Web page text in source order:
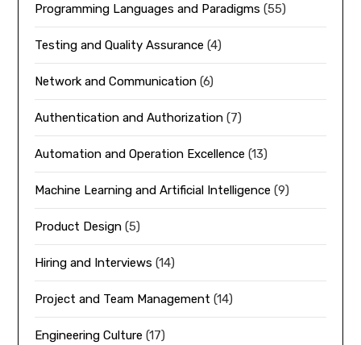
Programming Languages and Paradigms (55)
Testing and Quality Assurance (4)
Network and Communication (6)
Authentication and Authorization (7)
Automation and Operation Excellence (13)
Machine Learning and Artificial Intelligence (9)
Product Design (5)
Hiring and Interviews (14)
Project and Team Management (14)
Engineering Culture (17)